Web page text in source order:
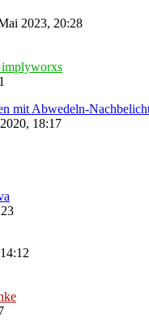
2023, 20:28
mit Abwedeln-
18:17